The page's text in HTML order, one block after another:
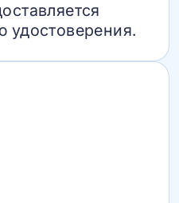
удостоверения.